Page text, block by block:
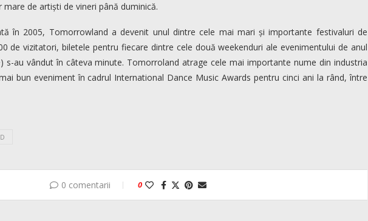
mare de artiști de vineri până duminică.
în 2005, Tomorrowland a devenit unul dintre cele mai mari și importante festivaluri de
de vizitatori, biletele pentru fiecare dintre cele două weekenduri ale evenimentului de anul
s-au vândut în câteva minute. Tomorroland atrage cele mai importante nume din industria
bun eveniment în cadrul International Dance Music Awards pentru cinci ani la rând, între
0 comentarii 0